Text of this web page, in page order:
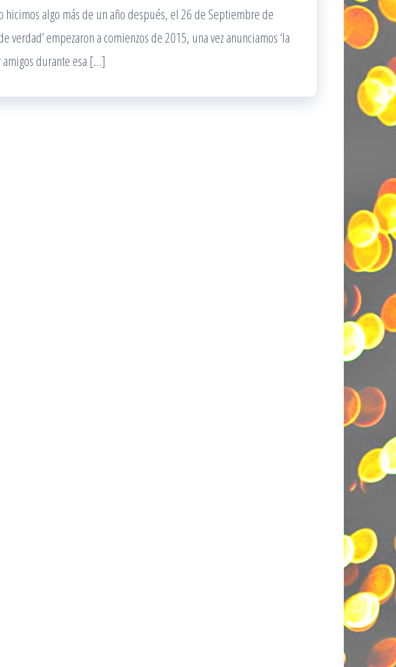
hicimos algo más de un año después, el 26 de Septiembre de
verdad’ empezaron a comienzos de 2015, una vez anunciamos ‘la
amigos durante esa […]